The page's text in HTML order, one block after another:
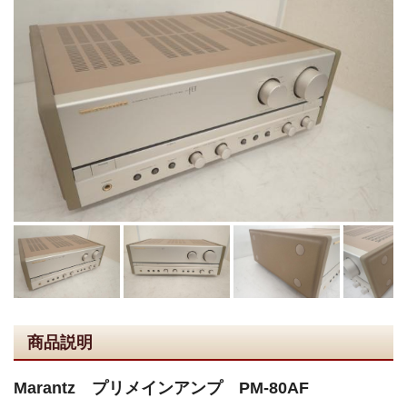
商品説明
Marantz プリメインアンプ PM-80AF